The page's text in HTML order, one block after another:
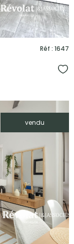
Réf : 1647
vendu